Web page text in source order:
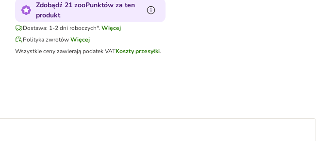
Zdobądź 21 zooPunktów za ten
produkt
Dostawa: 1-2 dni roboczych*. Więcej
Polityka zwrotów Więcej
Wszystkie ceny zawierają podatek VATKoszty przesyłki.